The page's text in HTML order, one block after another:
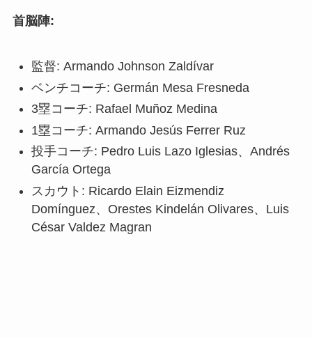
首脳陣:
監督: Armando Johnson Zaldívar
ベンチコーチ: Germán Mesa Fresneda
3塁コーチ: Rafael Muñoz Medina
1塁コーチ: Armando Jesús Ferrer Ruz
投手コーチ: Pedro Luis Lazo Iglesias、Andrés
García Ortega
スカウト: Ricardo Elain Eizmendiz
Domínguez、Orestes Kindelán Olivares、Luis
César Valdez Magran